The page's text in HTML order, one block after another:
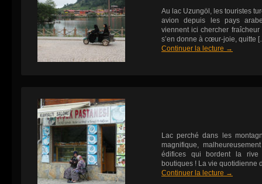
Au lac Uzungöl, les touristes
avion depuis les pays
viennent ici chercher
s’en donne à cœur-joie, quitte
Continuer la lecture →
Lac perché dans les
magnifique,
édifices qui bordent la rive
boutiques ! La vie quotidienne
Continuer la lecture →